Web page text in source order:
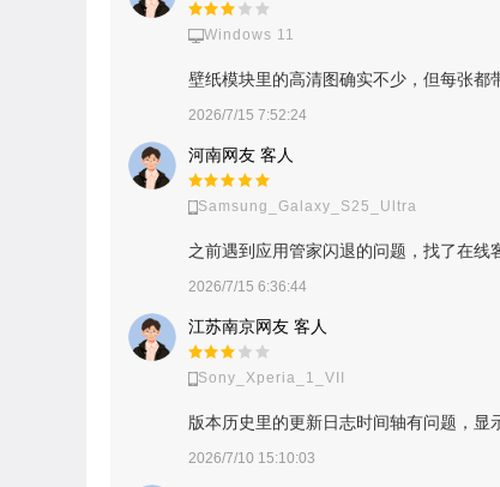
Windows 11
壁纸模块里的高清图确实不少，但每张
2026/7/15 7:52:24
河南网友 客人
Samsung_Galaxy_S25_Ultra
之前遇到应用管家闪退的问题，找了在
2026/7/15 6:36:44
江苏南京网友 客人
Sony_Xperia_1_VII
版本历史里的更新日志时间轴有问题，
2026/7/10 15:10:03